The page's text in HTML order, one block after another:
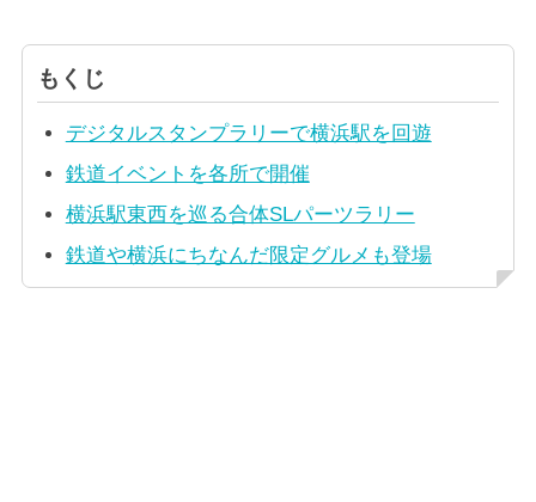
もくじ
デジタルスタンプラリーで横浜駅を回遊
鉄道イベントを各所で開催
横浜駅東西を巡る合体SLパーツラリー
鉄道や横浜にちなんだ限定グルメも登場